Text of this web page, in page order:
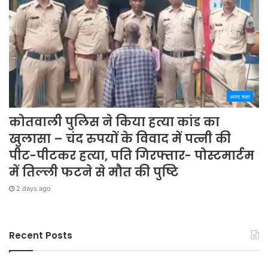
अपना शहर
कोतवाली पुलिस ने किया हत्या कांड का
खुलासा – चंद रुपयों के विवाद में पत्नी की
पीट-पीटकर हत्या, पति गिरफ्तार- पोस्टमार्टम
में तिल्ली फटने से मौत की पुष्टि
2 days ago
Recent Posts